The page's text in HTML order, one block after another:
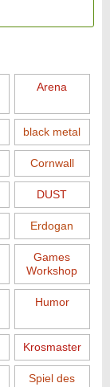
Arena
black metal
Cornwall
DUST
Erdogan
Games
Workshop
Humor
Krosmaster
Spiel des